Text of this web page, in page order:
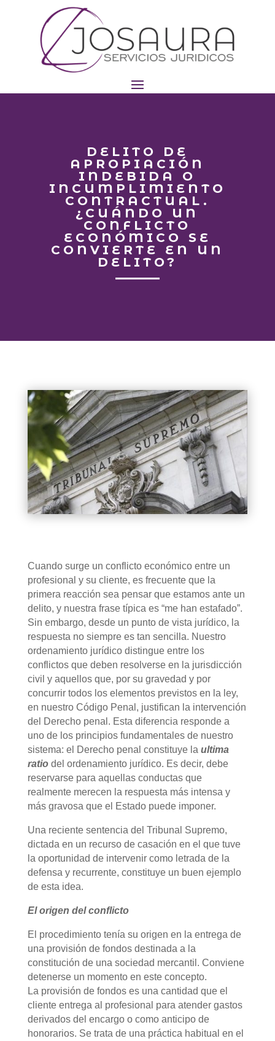
DELITO DE
APROPIACIÓN
INDEBIDA O
INCUMPLIMIENTO
CONTRACTUAL.
¿CUÁNDO UN
CONFLICTO
ECONÓMICO SE
CONVIERTE EN UN
DELITO?
Cuando surge un conflicto económico entre un
profesional y su cliente, es frecuente que la
primera reacción sea pensar que estamos ante un
delito, y nuestra frase típica es “me han estafado”.
Sin embargo, desde un punto de vista jurídico, la
respuesta no siempre es tan sencilla. Nuestro
ordenamiento jurídico distingue entre los
conflictos que deben resolverse en la jurisdicción
civil y aquellos que, por su gravedad y por
concurrir todos los elementos previstos en la ley,
en nuestro Código Penal, justifican la intervención
del Derecho penal. Esta diferencia responde a
uno de los principios fundamentales de nuestro
sistema: el Derecho penal constituye la ultima
ratiodel ordenamiento jurídico. Es decir, debe
reservarse para aquellas conductas que
realmente merecen la respuesta más intensa y
más gravosa que el Estado puede imponer.
Una reciente sentencia del Tribunal Supremo,
dictada en un recurso de casación en el que tuve
la oportunidad de intervenir como letrada de la
defensa y recurrente, constituye un buen ejemplo
de esta idea.
El origen del conflicto
El procedimiento tenía su origen en la entrega de
una provisión de fondos destinada a la
constitución de una sociedad mercantil. Conviene
detenerse un momento en este concepto.
La provisión de fondos es una cantidad que el
cliente entrega al profesional para atender gastos
derivados del encargo o como anticipo de
honorarios. Se trata de una práctica habitual en el